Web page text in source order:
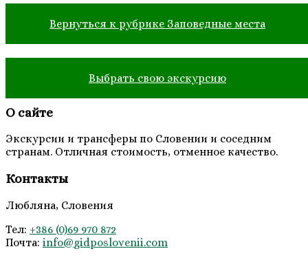
Вернуться к рубрике Заповедные места
Выбрать свою экскурсию
О сайте
Экскурсии и трансферы по Словении и соседним
странам. Отличная стоимость, отменное качество.
Контакты
Любляна, Словения
Тел: +386 (0)69 970 872
Почта: info@gidposlovenii.com